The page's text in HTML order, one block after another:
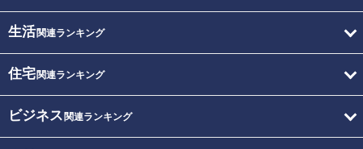
生活関連ランキング
住宅関連ランキング
ビジネス 関連ランキング